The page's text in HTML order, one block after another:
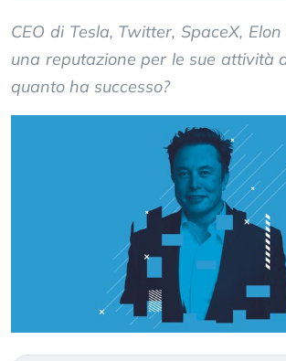
CEO di Tesla, Twitter, SpaceX,
una reputazione per le sue attività
quanto ha successo?